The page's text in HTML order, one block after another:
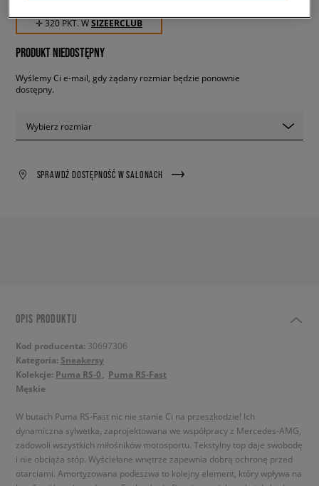
✛ 320 PKT. WSIZEERCLUB
PRODUKT NIEDOSTĘPNY
Wyślemy Ci e-mail, gdy żądany rozmiar będzie ponownie
dostępny.
Wybierz rozmiar
SPRAWDŹ DOSTĘPNOŚĆ W SALONACH
OPIS PRODUKTU
Kod producenta: 30697306
Kategoria: Sneakersy
Kolekcje: Puma RS-0
Puma RS-Fast
Męskie
W butach Puma RS-Fast nic nie stanie Ci na przeszkodzie! Ich
dynamiczna sylwetka, zaprojektowana we współpracy z Mercedes-AMG,
zadowoli wszystkich miłośników motosportu. Tekstylny top daje swobodę
i nie obciąża stóp. Wyściełane wnętrze zapewnia dobrą ochronę przed
otarciami. Amortyzowana podeszwa to kolejny element, który wpływa na